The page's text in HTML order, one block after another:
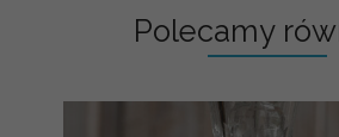
Polecamy